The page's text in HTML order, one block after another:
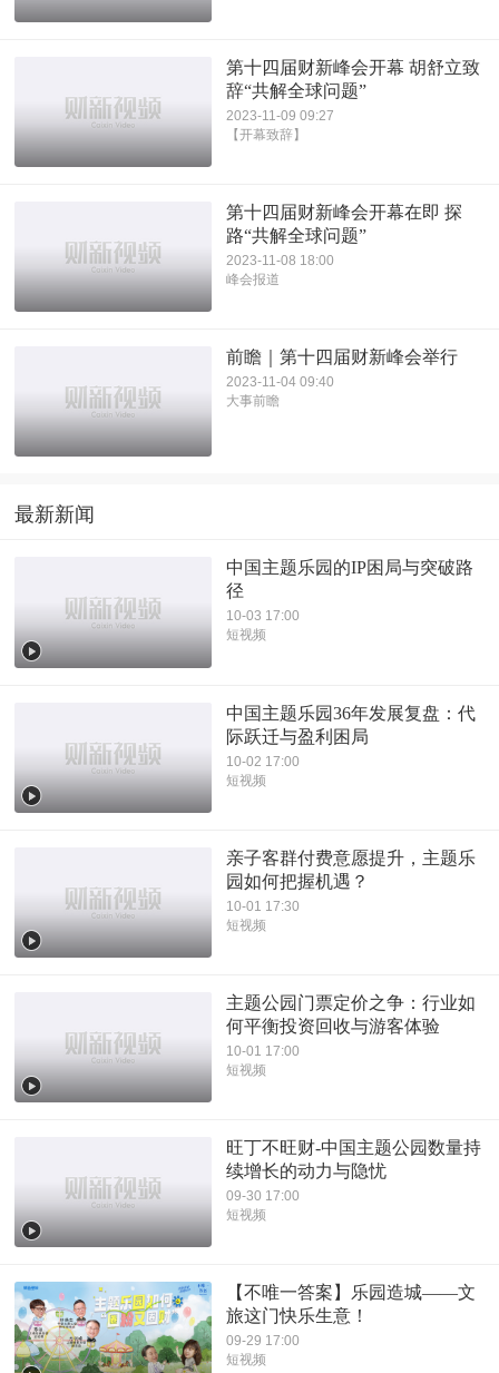
第十四届财新峰会开幕 胡舒立致
辞“共解全球问题”
2023-11-09 09:27
【开幕致辞】
第十四届财新峰会开幕在即 探
路“共解全球问题”
2023-11-08 18:00
峰会报道
前瞻｜第十四届财新峰会举行
2023-11-04 09:40
大事前瞻
最新新闻
中国主题乐园的IP困局与突破路
径
10-03 17:00
短视频
中国主题乐园36年发展复盘：代
际跃迁与盈利困局
10-02 17:00
短视频
亲子客群付费意愿提升，主题乐
园如何把握机遇？
10-01 17:30
短视频
主题公园门票定价之争：行业如
何平衡投资回收与游客体验
10-01 17:00
短视频
旺丁不旺财-中国主题公园数量持
续增长的动力与隐忧
09-30 17:00
短视频
【不唯一答案】乐园造城——文
旅这门快乐生意！
09-29 17:00
短视频